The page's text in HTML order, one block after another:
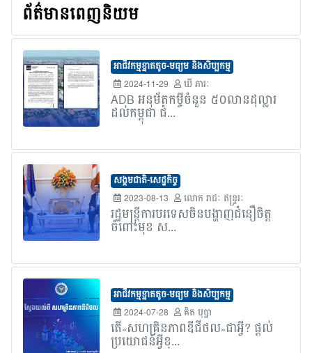
ព័ត៌មានពេញនិយម
អាជីវកម្មខ្នាតតូច-មធ្យម និងសិប្បកម្ម
2024-11-29
ឃី ភារៈ
ADB អនុម័តកម្ចីចំនួន ៥០លានដុល្លារ
ដល់កម្ពុជា ជំ...
សង្គមជាតិ-សេដ្ឋកិច្ច
2023-08-13
លោក​ រាជៈ ឥន្រ្ទរៈ
រដ្ឋមន្រ្តីការបរទេសចិនបង្ហាញជំនឿចិត្ត
ចំពោះមុខ ស...
អាជីវកម្មខ្នាតតូច-មធ្យម និងសិប្បកម្ម
2024-07-28
គិត បុប្ផា
តើ«សហគ្រិនភាពឌីជីថល»ជាអ្វី? ផ្តល់
ប្រយោជន៍អ្វីខ្...